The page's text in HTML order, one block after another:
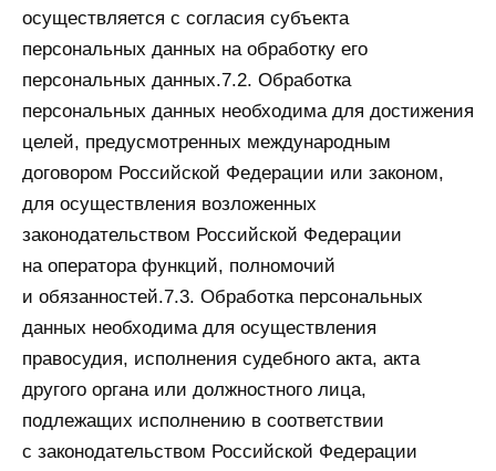
осуществляется с согласия субъекта
персональных данных на обработку его
персональных данных.7.2. Обработка
персональных данных необходима для достижения
целей, предусмотренных международным
договором Российской Федерации или законом,
для осуществления возложенных
законодательством Российской Федерации
на оператора функций, полномочий
и обязанностей.7.3. Обработка персональных
данных необходима для осуществления
правосудия, исполнения судебного акта, акта
другого органа или должностного лица,
подлежащих исполнению в соответствии
с законодательством Российской Федерации